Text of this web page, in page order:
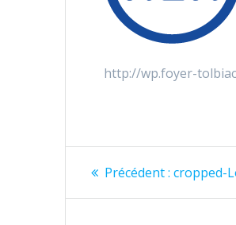
http://wp.foyer-
Précédent : cropped-